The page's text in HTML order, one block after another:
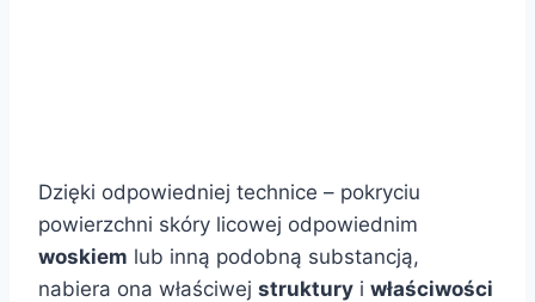
Dzięki odpowiedniej technice – pokryciu
powierzchni skóry licowej odpowiednim
woskiem lub inną podobną substancją,
nabiera ona właściwej struktury i właściwości